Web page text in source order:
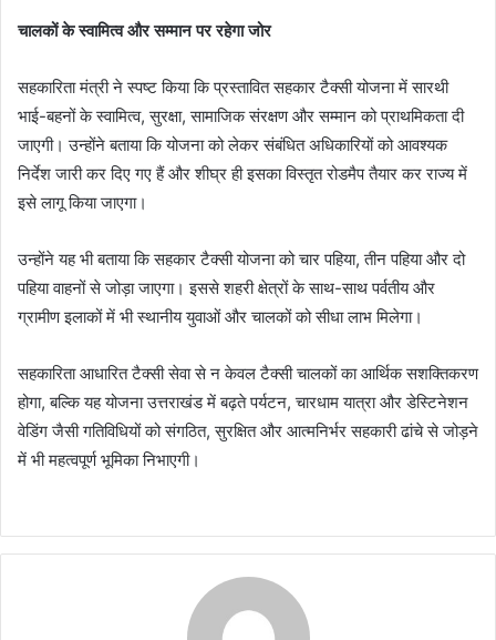
चालकों के स्वामित्व और सम्मान पर रहेगा जोर
सहकारिता मंत्री ने स्पष्ट किया कि प्रस्तावित सहकार टैक्सी योजना में सारथी
भाई-बहनों के स्वामित्व, सुरक्षा, सामाजिक संरक्षण और सम्मान को प्राथमिकता दी
जाएगी। उन्होंने बताया कि योजना को लेकर संबंधित अधिकारियों को आवश्यक
निर्देश जारी कर दिए गए हैं और शीघ्र ही इसका विस्तृत रोडमैप तैयार कर राज्य में
इसे लागू किया जाएगा।
उन्होंने यह भी बताया कि सहकार टैक्सी योजना को चार पहिया, तीन पहिया और दो
पहिया वाहनों से जोड़ा जाएगा। इससे शहरी क्षेत्रों के साथ-साथ पर्वतीय और
ग्रामीण इलाकों में भी स्थानीय युवाओं और चालकों को सीधा लाभ मिलेगा।
सहकारिता आधारित टैक्सी सेवा से न केवल टैक्सी चालकों का आर्थिक सशक्तिकरण
होगा, बल्कि यह योजना उत्तराखंड में बढ़ते पर्यटन, चारधाम यात्रा और डेस्टिनेशन
वेडिंग जैसी गतिविधियों को संगठित, सुरक्षित और आत्मनिर्भर सहकारी ढांचे से जोड़ने
में भी महत्वपूर्ण भूमिका निभाएगी।